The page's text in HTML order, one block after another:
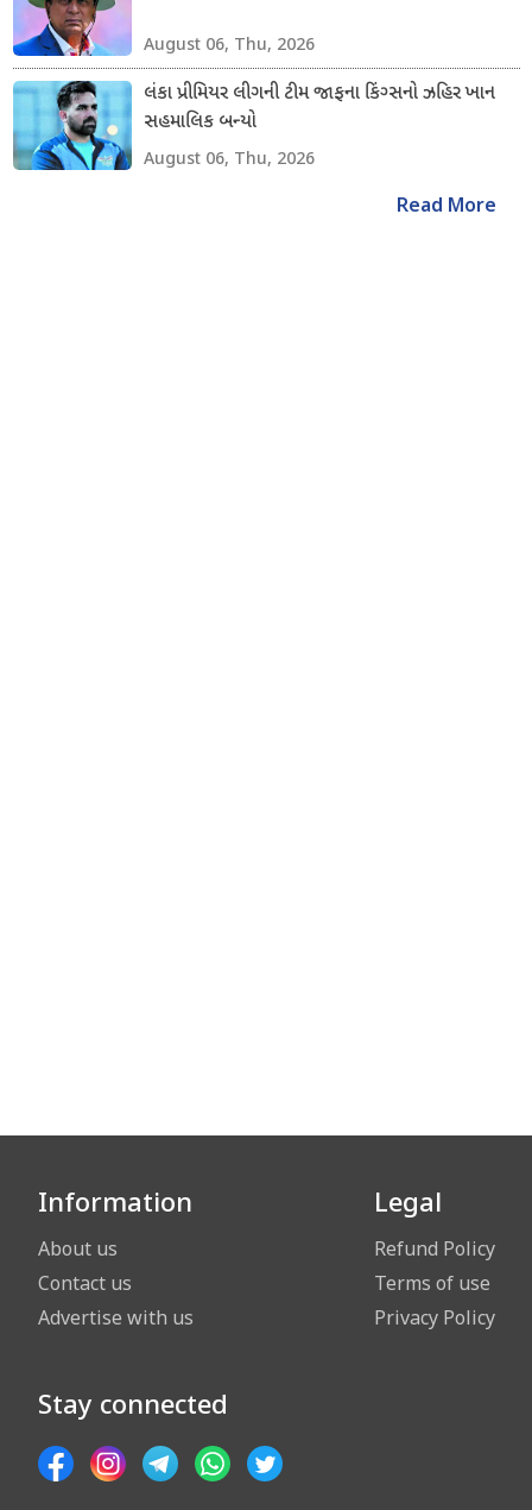
August 06, Thu, 2026
લંકા પ્રીમિયર લીગની ટીમ જાફના કિંગ્સનો ઝહિર ખાન
સહમાલિક બન્યો
August 06, Thu, 2026
Read More
Information
About us
Contact us
Advertise with us
Legal
Refund Policy
Terms of use
Privacy Policy
Stay connected